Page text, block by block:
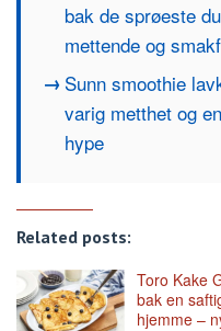
bak de sprøeste
mettende og
Sunn smoothie
varig metthet og
hype
Related posts:
Toro Kake
bak en
hjemme –